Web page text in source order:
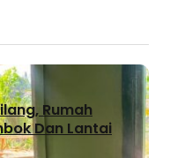
Rumah
Dan Lantai